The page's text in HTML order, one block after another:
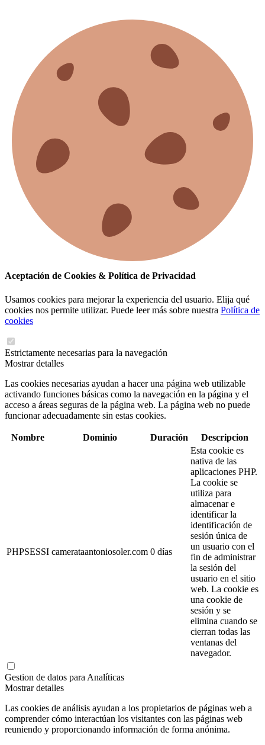
Aceptación de Cookies & Política de Privacidad
Usamos cookies para mejorar la experiencia del usuario. Elija qué
cookies nos permite utilizar. Puede leer más sobre nuestra Política de
cookies
Estrictamente necesarias para la navegación
Mostrar detalles
Las cookies necesarias ayudan a hacer una página web utilizable
activando funciones básicas como la navegación en la página y el
acceso a áreas seguras de la página web. La página web no puede
funcionar adecuadamente sin estas cookies.
Nombre Dominio Duración Descripcion
PHPSESSI camerataantoniosoler.com 0 días
Esta cookie es
nativa de las
aplicaciones PHP.
La cookie se
utiliza para
almacenar e
identificar la
identificación de
sesión única de
un usuario con el
fin de administrar
la sesión del
usuario en el sitio
web. La cookie es
una cookie de
sesión y se
elimina cuando se
cierran todas las
ventanas del
navegador.
Gestion de datos para Analíticas
Mostrar detalles
Las cookies de análisis ayudan a los propietarios de páginas web a
comprender cómo interactúan los visitantes con las páginas web
reuniendo y proporcionando información de forma anónima.